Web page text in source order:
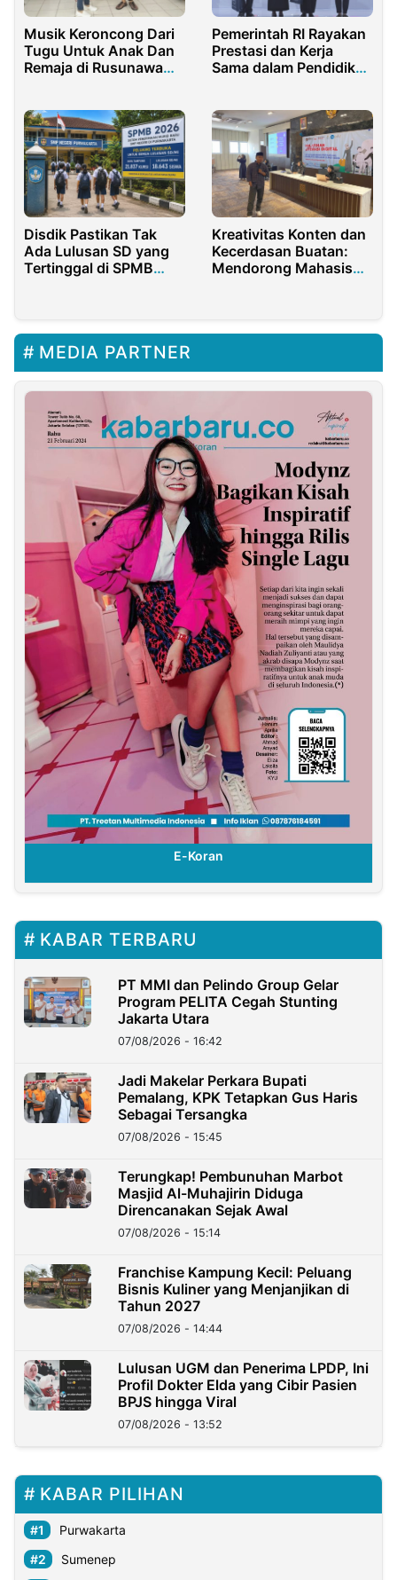
Musik Keroncong Dari
Tugu Untuk Anak Dan
Remaja di Rusunawa
Pemerintah RI Rayakan
Prestasi dan Kerja
Sama dalam Pendidikan
Disdik Pastikan Tak
Ada Lulusan SD yang
Tertinggal di SPMB
Kreativitas Konten dan
Kecerdasan Buatan:
Mendorong Mahasiswa
MEDIA PARTNER
E-Koran
KABAR TERBARU
PT MMI dan Pelindo Group Gelar
Program PELITA Cegah Stunting
Jakarta Utara
07/08/2026 - 16:42
Jadi Makelar Perkara Bupati
Pemalang, KPK Tetapkan Gus Haris
Sebagai Tersangka
07/08/2026 - 15:45
Terungkap! Pembunuhan Marbot
Masjid Al-Muhajirin Diduga
Direncanakan Sejak Awal
07/08/2026 - 15:14
Franchise Kampung Kecil: Peluang
Bisnis Kuliner yang Menjanjikan di
Tahun 2027
07/08/2026 - 14:44
Lulusan UGM dan Penerima LPDP, Ini
Profil Dokter Elda yang Cibir Pasien
BPJS hingga Viral
07/08/2026 - 13:52
KABAR PILIHAN
Purwakarta
Sumenep